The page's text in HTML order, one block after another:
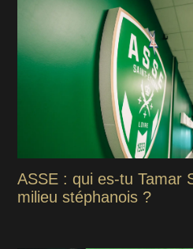
ASSE : qui es-tu Tamar
milieu stéphanois ?